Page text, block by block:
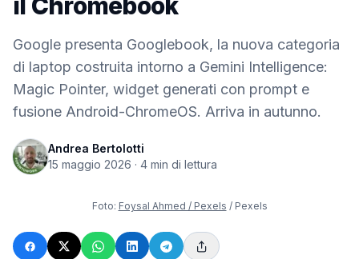
Google presenta Googlebook, la nuova categoria
di laptop costruita intorno a Gemini Intelligence:
Magic Pointer, widget generati con prompt e
fusione Android-ChromeOS. Arriva in autunno.
Andrea Bertolotti
15 maggio 2026 · 4 min di lettura
Foto: Foysal Ahmed / Pexels / Pexels